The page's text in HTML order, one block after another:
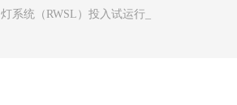
灯系统（RWSL）投入试运行_